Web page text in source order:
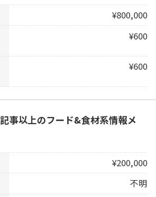
¥800,000
¥600
¥600
事以上のフード&食材系情報メ
¥200,000
不明